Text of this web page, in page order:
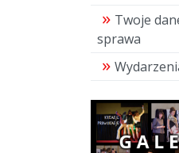
Twoje
sprawa